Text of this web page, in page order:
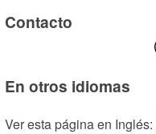
Contacto
En otros idiomas
Ver esta página en Inglés: